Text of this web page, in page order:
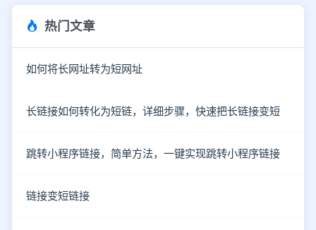
热门文章
如何将长网址转为短网址
长链接如何转化为短链，详细步骤，快速把长链接变短
跳转小程序链接，简单方法，一键实现跳转小程序链接
链接变短链接